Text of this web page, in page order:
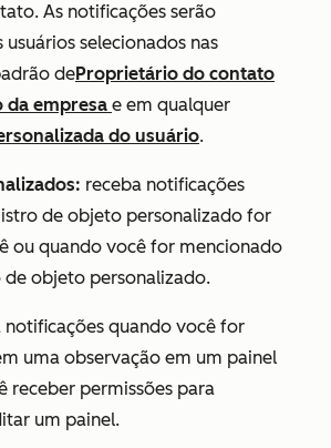
As notificações serão
usuários selecionados nas
deProprietário do contato
da empresa e em qualquer
do usuário.
receba notificações
de objeto personalizado for
ou quando você for mencionado
objeto personalizado.
notificações quando você for
uma observação em um painel
receber permissões para
um painel.